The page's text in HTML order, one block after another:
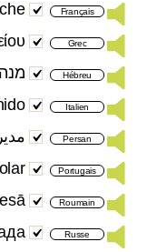
Français
Grec
Hébreu
Italien
Persan
Portugais
Roumain
Russe